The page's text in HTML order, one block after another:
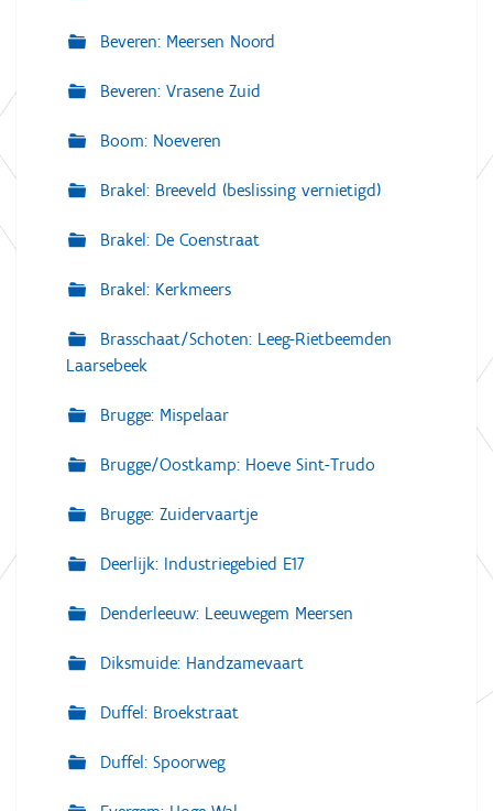
Beveren: Meersen Noord
Beveren: Vrasene Zuid
Boom: Noeveren
Brakel: Breeveld (beslissing vernietigd)
Brakel: De Coenstraat
Brakel: Kerkmeers
Brasschaat/Schoten: Leeg-Rietbeemden
Laarsebeek
Brugge: Mispelaar
Brugge/Oostkamp: Hoeve Sint-Trudo
Brugge: Zuidervaartje
Deerlijk: Industriegebied E17
Denderleeuw: Leeuwegem Meersen
Diksmuide: Handzamevaart
Duffel: Broekstraat
Duffel: Spoorweg